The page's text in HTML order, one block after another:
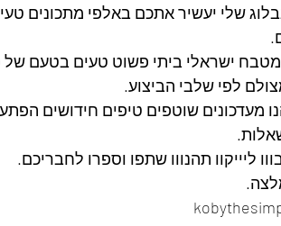
שלי יעשיר אתכם באלפי מתכונים
ישראלי ביתי פשוט טעים בטעם
לפי שלבי הביצוע.
מעדכונים שוטפים טיפים חידושים
ליייקוו תהנווו שתפו וספרו לחבריכם.